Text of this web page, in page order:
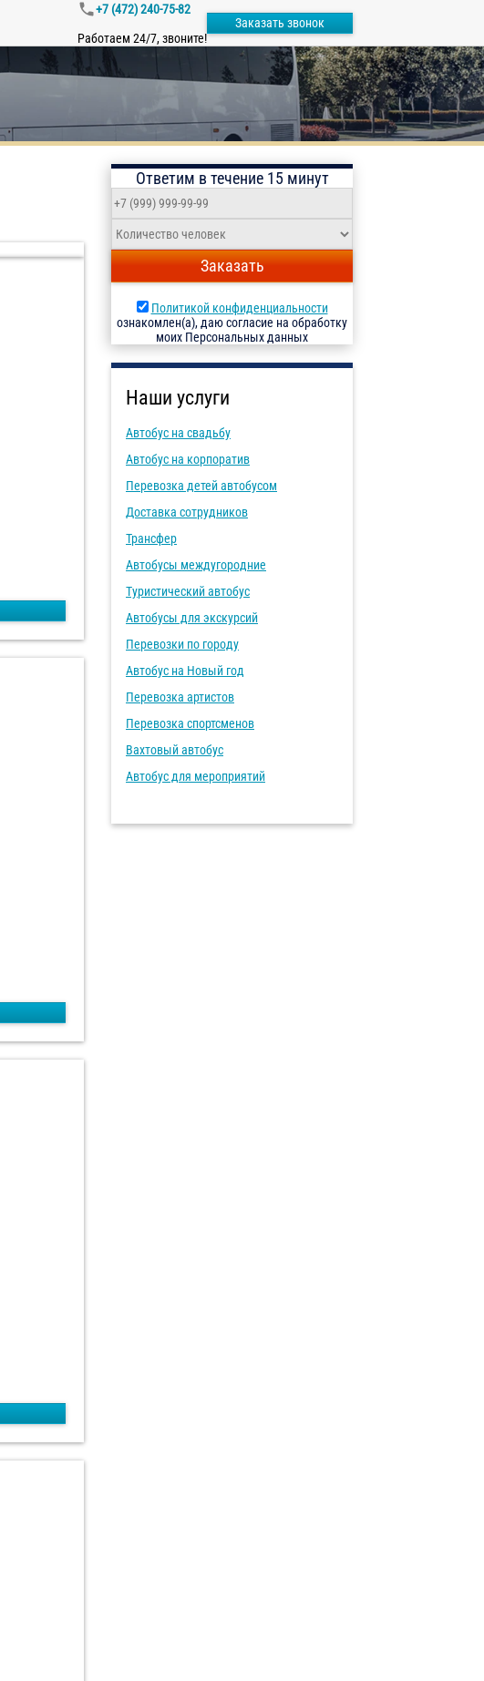
+7 (472) 240-75-82
Работаем 24/7, звоните!
Заказать звонок
Ответим в течение 15 минут
Заказать
Политикой конфиденциальности
ознакомлен(а), даю согласие на обработку
моих Персональных данных
Наши услуги
Автобус на свадьбу
Автобус на корпоратив
Перевозка детей автобусом
Доставка сотрудников
Трансфер
Автобусы междугородние
Туристический автобус
Автобусы для экскурсий
Перевозки по городу
Автобус на Новый год
Перевозка артистов
Перевозка спортсменов
Вахтовый автобус
Автобус для мероприятий